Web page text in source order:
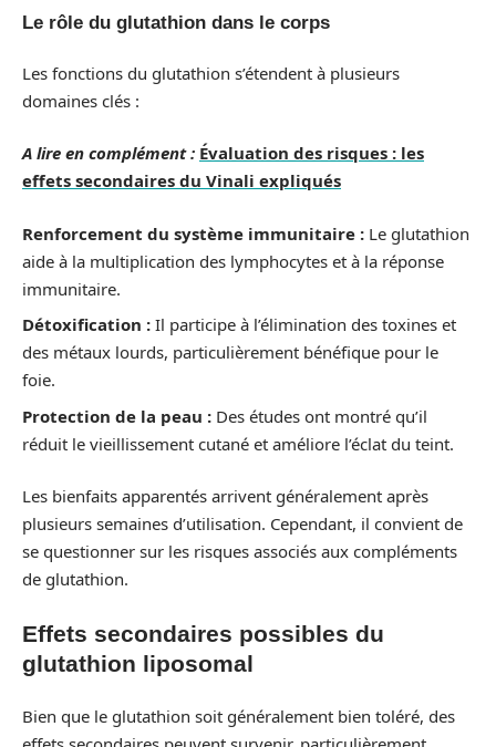
Le rôle du glutathion dans le corps
Les fonctions du glutathion s’étendent à plusieurs
domaines clés :
A lire en complément : Évaluation des risques : les
effets secondaires du Vinali expliqués
Renforcement du système immunitaire : Le glutathion
aide à la multiplication des lymphocytes et à la réponse
immunitaire.
Détoxification : Il participe à l’élimination des toxines et
des métaux lourds, particulièrement bénéfique pour le
foie.
Protection de la peau : Des études ont montré qu’il
réduit le vieillissement cutané et améliore l’éclat du teint.
Les bienfaits apparentés arrivent généralement après
plusieurs semaines d’utilisation. Cependant, il convient de
se questionner sur les risques associés aux compléments
de glutathion.
Effets secondaires possibles du
glutathion liposomal
Bien que le glutathion soit généralement bien toléré, des